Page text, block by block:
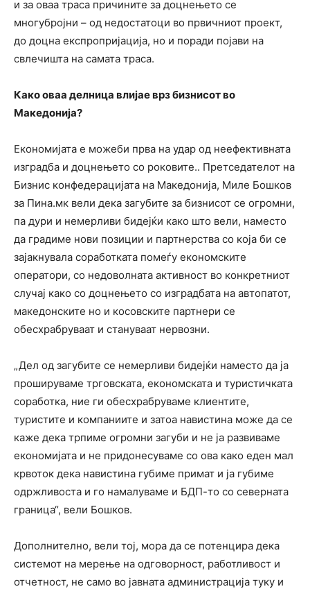
и за оваа траса причините за доцнењето се
многубројни – од недостатоци во првичниот проект,
до доцна експропријација, но и поради појави на
свлечишта на самата траса.
Како оваа делница влијае врз бизнисот во
Македонија?
Економијата е можеби прва на удар од неефективната
изградба и доцнењето со роковите.. Претседателот на
Бизнис конфедерацијата на Македонија, Миле Бошков
за Пина.мк вели дека загубите за бизнисот се огромни,
па дури и немерливи бидејќи како што вели, наместо
да градиме нови позиции и партнерства со која би се
зајакнувала соработката помеѓу економските
оператори, со недоволната активност во конкретниот
случај како со доцнењето со изградбата на автопатот,
македонските но и косовските партнери се
обесхрабруваат и стануваат нервозни.
„Дел од загубите се немерливи бидејќи наместо да ја
прошируваме трговската, економската и туристичката
соработка, ние ги обесхрабруваме клиентите,
туристите и компаниите и затоа навистина може да се
каже дека трпиме огромни загуби и не ја развиваме
економијата и не придонесуваме со ова како еден мал
крвоток дека навистина губиме примат и ја губиме
одржливоста и го намалуваме и БДП-то со северната
граница“, вели Бошков.
Дополнително, вели тој, мора да се потенцира дека
системот на мерење на одговорност, работливост и
отчетност, не само во јавната администрација туку и